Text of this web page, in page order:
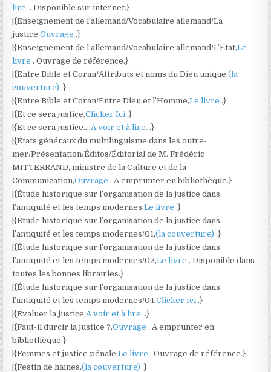
lire.. Disponible sur internet.}
|{Enseignement de l’allemand/Vocabulaire allemand/La
justice,Ouvrage.}
|{Enseignement de l’allemand/Vocabulaire allemand/L’État,Le
livre. Ouvrage de référence.}
|{Entre Bible et Coran/Attributs et noms du Dieu unique,(la
couverture).}
|{Entre Bible et Coran/Entre Dieu et l’Homme,Le livre.}
|{Et ce sera justice,Clicker Ici.}
|{Et ce sera justice…,A voir et à lire..}
|{États généraux du multilinguisme dans les outre-
mer/Présentation/Éditos/Éditorial de M. Frédéric
MITTERRAND, ministre de la Culture et de la
Communication,Ouvrage. A emprunter en bibliothèque.}
|{Étude historique sur l’organisation de la justice dans
l’antiquité et les temps modernes,Le livre.}
|{Étude historique sur l’organisation de la justice dans
l’antiquité et les temps modernes/01,(la couverture).}
|{Étude historique sur l’organisation de la justice dans
l’antiquité et les temps modernes/02,Le livre. Disponible dans
toutes les bonnes librairies.}
|{Étude historique sur l’organisation de la justice dans
l’antiquité et les temps modernes/04,Clicker Ici.}
|{Évaluer la justice,A voir et à lire..}
|{Faut-il durcir la justice ?,Ouvrage. A emprunter en
bibliothèque.}
|{Femmes et justice pénale,Le livre. Ouvrage de référence.}
|{Festin de haines,(la couverture).}